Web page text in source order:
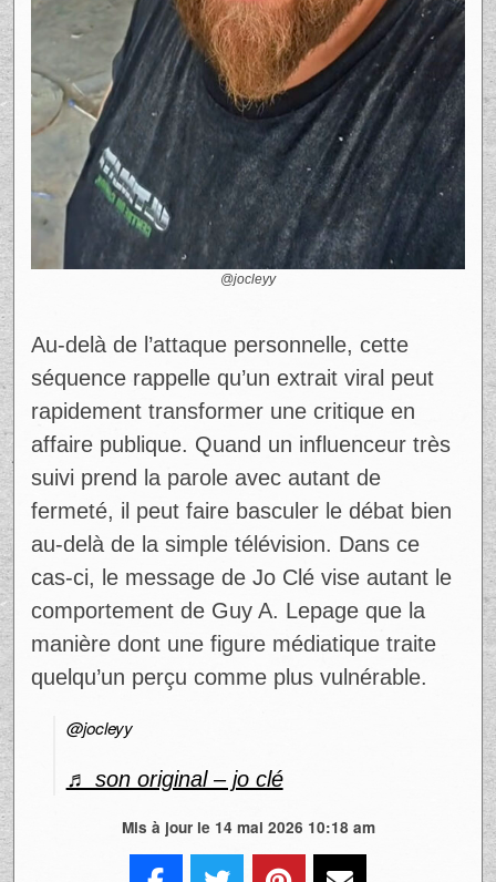
@jocleyy
Au-delà de l’attaque personnelle, cette
séquence rappelle qu’un extrait viral peut
rapidement transformer une critique en
affaire publique. Quand un influenceur très
suivi prend la parole avec autant de
fermeté, il peut faire basculer le débat bien
au-delà de la simple télévision. Dans ce
cas-ci, le message de Jo Clé vise autant le
comportement de Guy A. Lepage que la
manière dont une figure médiatique traite
quelqu’un perçu comme plus vulnérable.
@jocleyy
♬ son original – jo clé
Mis à jour le 14 mai 2026 10:18 am